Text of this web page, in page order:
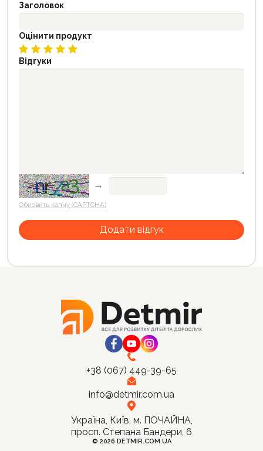
Заголовок
Оцінити продукт
Відгуки
→
Обновить капчу (CAPTCHA)
+38 (067) 449-39-65
info@detmir.com.ua
Україна, Київ, м. ПОЧАЙНА,
просп. Степана Бандери, 6
© 2026 DETMIR.COM.UA